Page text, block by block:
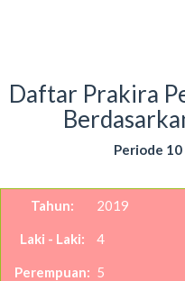
Daftar Prakira
Periode
2019
4
5